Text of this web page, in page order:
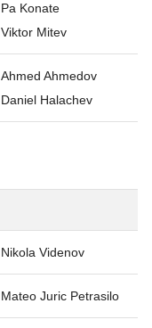
Pa Konate
Viktor Mitev
Ahmed Ahmedov
Daniel Halachev
Nikola Videnov
Mateo Juric Petrasilo